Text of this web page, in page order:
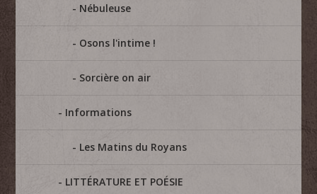
Nébuleuse
Osons l'intime !
Sorcière on air
Informations
Les Matins du Royans
LITTÉRATURE ET POÉSIE